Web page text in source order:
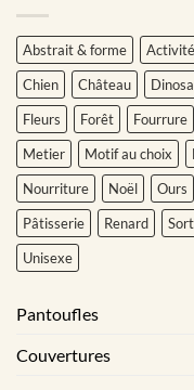
Abstrait & forme
Chien
Château
Fleurs
Forêt Fourrure
Metier
Motif au choix
Nourriture
Noël Ours
Pâtisserie
Renard
Unisexe
Pantoufles
Couvertures